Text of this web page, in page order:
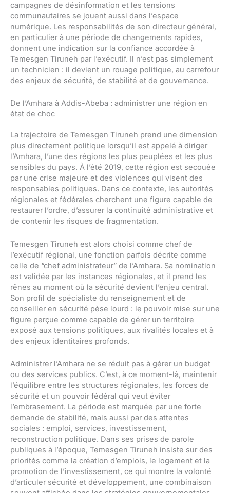
campagnes de désinformation et les tensions
communautaires se jouent aussi dans l’espace
numérique. Les responsabilités de son directeur général,
en particulier à une période de changements rapides,
donnent une indication sur la confiance accordée à
Temesgen Tiruneh par l’exécutif. Il n’est pas simplement
un technicien : il devient un rouage politique, au carrefour
des enjeux de sécurité, de stabilité et de gouvernance.
De l’Amhara à Addis-Abeba : administrer une région en
état de choc
La trajectoire de Temesgen Tiruneh prend une dimension
plus directement politique lorsqu’il est appelé à diriger
l’Amhara, l’une des régions les plus peuplées et les plus
sensibles du pays. À l’été 2019, cette région est secouée
par une crise majeure et des violences qui visent des
responsables politiques. Dans ce contexte, les autorités
régionales et fédérales cherchent une figure capable de
restaurer l’ordre, d’assurer la continuité administrative et
de contenir les risques de fragmentation.
Temesgen Tiruneh est alors choisi comme chef de
l’exécutif régional, une fonction parfois décrite comme
celle de “chef administrateur” de l’Amhara. Sa nomination
est validée par les instances régionales, et il prend les
rênes au moment où la sécurité devient l’enjeu central.
Son profil de spécialiste du renseignement et de
conseiller en sécurité pèse lourd : le pouvoir mise sur une
figure perçue comme capable de gérer un territoire
exposé aux tensions politiques, aux rivalités locales et à
des enjeux identitaires profonds.
Administrer l’Amhara ne se réduit pas à gérer un budget
ou des services publics. C’est, à ce moment-là, maintenir
l’équilibre entre les structures régionales, les forces de
sécurité et un pouvoir fédéral qui veut éviter
l’embrasement. La période est marquée par une forte
demande de stabilité, mais aussi par des attentes
sociales : emploi, services, investissement,
reconstruction politique. Dans ses prises de parole
publiques à l’époque, Temesgen Tiruneh insiste sur des
priorités comme la création d’emplois, le logement et la
promotion de l’investissement, ce qui montre la volonté
d’articuler sécurité et développement, une combinaison